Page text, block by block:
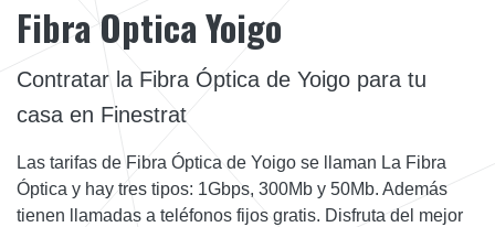
Fibra Optica Yoigo
Contratar la Fibra Óptica de Yoigo para tu
casa en Finestrat
Las tarifas de Fibra Óptica de Yoigo se llaman La Fibra
Óptica y hay tres tipos: 1Gbps, 300Mb y 50Mb. Además
tienen llamadas a teléfonos fijos gratis. Disfruta del mejor